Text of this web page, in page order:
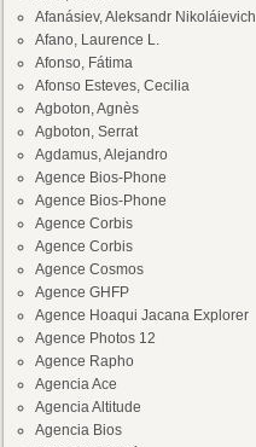
Afanásiev, Aleksandr Nikoláievich
Afano, Laurence L.
Afonso, Fátima
Afonso Esteves, Cecilia
Agboton, Agnès
Agboton, Serrat
Agdamus, Alejandro
Agence Bios-Phone
Agence Bios-Phone
Agence Corbis
Agence Corbis
Agence Cosmos
Agence GHFP
Agence Hoaqui Jacana Explorer
Agence Photos 12
Agence Rapho
Agencia Ace
Agencia Altitude
Agencia Bios